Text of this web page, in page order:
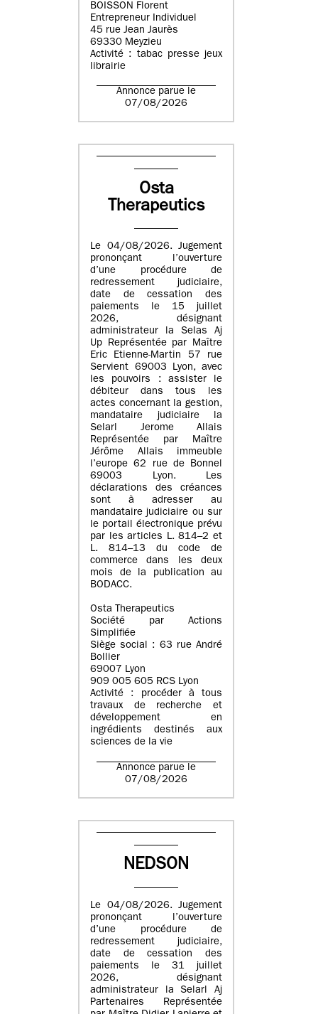
BOISSON Florent
Entrepreneur Individuel
45 rue Jean Jaurès
69330 Meyzieu
Activité : tabac presse jeux
librairie
Annonce parue le
07/08/2026
Osta
Therapeutics
Le 04/08/2026. Jugement
prononçant l’ouverture
d’une procédure de
redressement judiciaire,
date de cessation des
paiements le 15 juillet
2026, désignant
administrateur la Selas Aj
Up Représentée par Maître
Eric Etienne-Martin 57 rue
Servient 69003 Lyon, avec
les pouvoirs : assister le
débiteur dans tous les
actes concernant la gestion,
mandataire judiciaire la
Selarl Jerome Allais
Représentée par Maître
Jérôme Allais immeuble
l’europe 62 rue de Bonnel
69003 Lyon. Les
déclarations des créances
sont à adresser au
mandataire judiciaire ou sur
le portail électronique prévu
par les articles L. 814–2 et
L. 814–13 du code de
commerce dans les deux
mois de la publication au
BODACC.
Osta Therapeutics
Société par Actions
Simplifiée
Siège social : 63 rue André
Bollier
69007 Lyon
909 005 605 RCS Lyon
Activité : procéder à tous
travaux de recherche et
développement en
ingrédients destinés aux
sciences de la vie
Annonce parue le
07/08/2026
NEDSON
Le 04/08/2026. Jugement
prononçant l’ouverture
d’une procédure de
redressement judiciaire,
date de cessation des
paiements le 31 juillet
2026, désignant
administrateur la Selarl Aj
Partenaires Représentée